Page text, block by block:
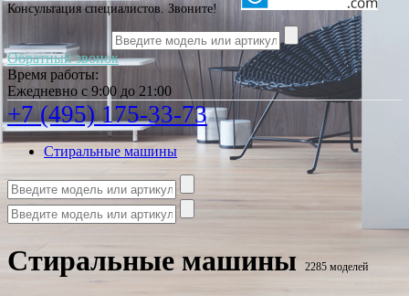
Консультация специалистов. Звоните!
Обратный звонок
Время работы:
Ежедневно с 9:00 до 21:00
+7 (495) 175-33-73
Стиральные машины
Стиральные машины 2285 моделей